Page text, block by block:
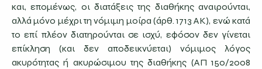
και, επομένως, οι διατάξεις της διαθήκης αναιρούνται,
αλλά μόνο μέχρι τη νόμιμη μοίρα (άρθ. 1713 ΑΚ), ενώ κατά
το επί πλέον διατηρούνται σε ισχύ, εφόσον δεν γίνεται
επίκληση (και δεν αποδεικνύεται) νόμιμος λόγος
ακυρότητας ή ακυρώσιμου της διαθήκης (ΑΠ 150/2008